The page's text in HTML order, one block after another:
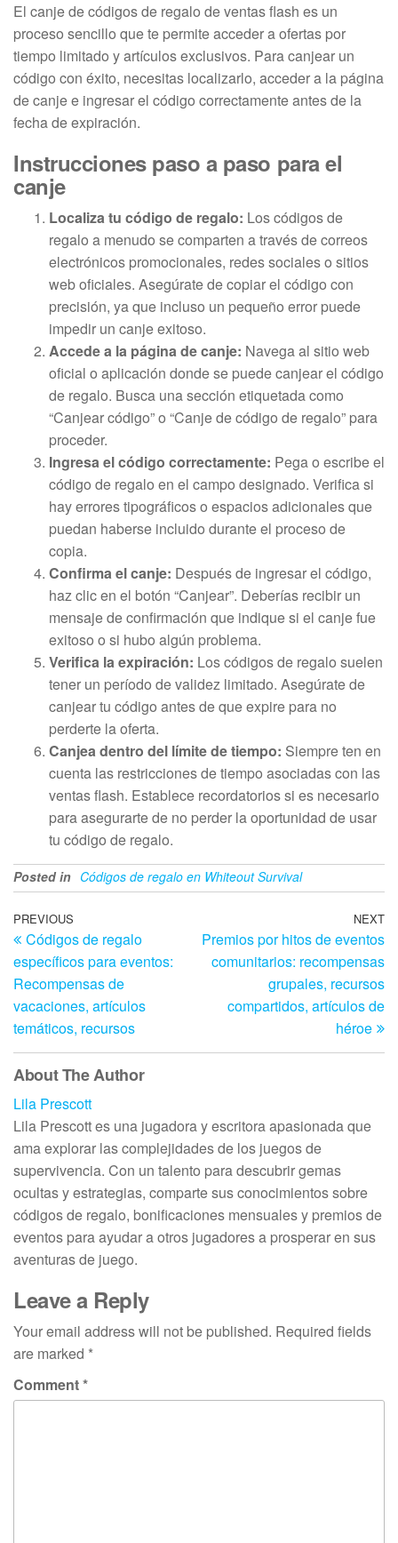
El canje de códigos de regalo de ventas flash es un
proceso sencillo que te permite acceder a ofertas por
tiempo limitado y artículos exclusivos. Para canjear un
código con éxito, necesitas localizarlo, acceder a la página
de canje e ingresar el código correctamente antes de la
fecha de expiración.
Instrucciones paso a paso para el
canje
Localiza tu código de regalo: Los códigos de
regalo a menudo se comparten a través de correos
electrónicos promocionales, redes sociales o sitios
web oficiales. Asegúrate de copiar el código con
precisión, ya que incluso un pequeño error puede
impedir un canje exitoso.
Accede a la página de canje: Navega al sitio web
oficial o aplicación donde se puede canjear el código
de regalo. Busca una sección etiquetada como
“Canjear código” o “Canje de código de regalo” para
proceder.
Ingresa el código correctamente: Pega o escribe el
código de regalo en el campo designado. Verifica si
hay errores tipográficos o espacios adicionales que
puedan haberse incluido durante el proceso de
copia.
Confirma el canje: Después de ingresar el código,
haz clic en el botón “Canjear”. Deberías recibir un
mensaje de confirmación que indique si el canje fue
exitoso o si hubo algún problema.
Verifica la expiración: Los códigos de regalo suelen
tener un período de validez limitado. Asegúrate de
canjear tu código antes de que expire para no
perderte la oferta.
Canjea dentro del límite de tiempo: Siempre ten en
cuenta las restricciones de tiempo asociadas con las
ventas flash. Establece recordatorios si es necesario
para asegurarte de no perder la oportunidad de usar
tu código de regalo.
Posted in Códigos de regalo en Whiteout Survival
Post
navigation
Previous
Post
PREVIOUS
Códigos de regalo
específicos para eventos:
Recompensas de
vacaciones, artículos
temáticos, recursos
NEXT
Premios por hitos de eventos
comunitarios: recompensas
grupales, recursos
compartidos, artículos de
héroe
About The Author
Lila Prescott
Lila Prescott es una jugadora y escritora apasionada que
ama explorar las complejidades de los juegos de
supervivencia. Con un talento para descubrir gemas
ocultas y estrategias, comparte sus conocimientos sobre
códigos de regalo, bonificaciones mensuales y premios de
eventos para ayudar a otros jugadores a prosperar en sus
aventuras de juego.
Leave a Reply
Your email address will not be published. Required fields
are marked *
Comment*